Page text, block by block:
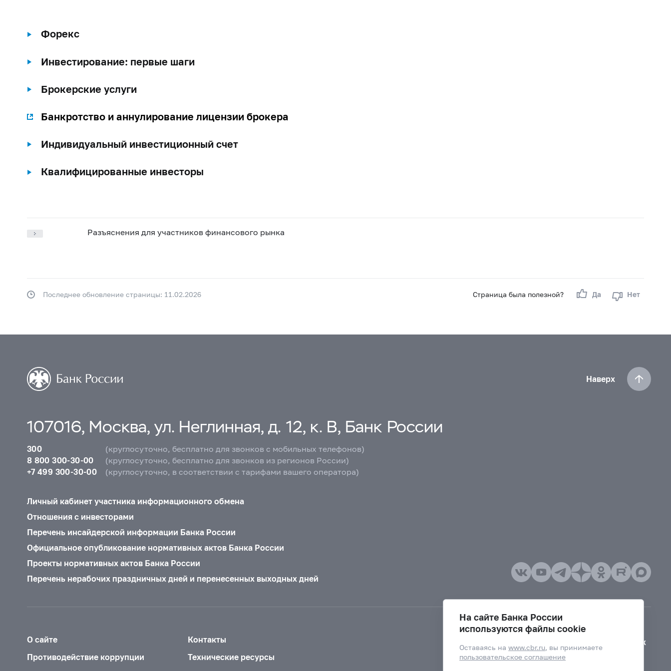
Форекс
Инвестирование: первые шаги
Брокерские услуги
Банкротство и аннулирование лицензии брокера
Индивидуальный инвестиционный счет
Квалифицированные инвесторы
Разъяснения для участников финансового рынка
Страница была полезной? Да Нет
Последнее обновление страницы: 11.02.2026
Наверх
107016, Москва, ул. Неглинная, д. 12, к. В, Банк России
300
(круглосуточно, бесплатно для звонков с мобильных телефонов)
8 800 300-30-00
(круглосуточно, бесплатно для звонков из регионов России)
+7 499 300-30-00
(круглосуточно, в соответствии с тарифами вашего оператора)
Личный кабинет участника информационного обмена
Отношения с инвесторами
Перечень инсайдерской информации Банка России
Официальное опубликование нормативных актов Банка России
Проекты нормативных актов Банка России
Перечень нерабочих праздничных дней и перенесенных выходных дней
О сайте
Контакты
Противодействие коррупции
Технические ресурсы
Версия для слабовидящих
На сайте Банка России
используются файлы cookie
Оставаясь наwww.cbr.ru, вы принимаете
пользовательское соглашение